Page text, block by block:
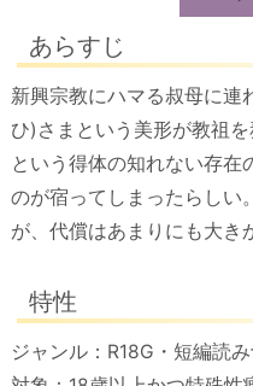
あらすじ
新興宗教にハマる叔母に連
ひ)さまという美形が教祖
という得体の知れない存在
のが宿ってしまったらしい
が、代償はあまりにも大き
特性
ジャンル：R18G・短編読み